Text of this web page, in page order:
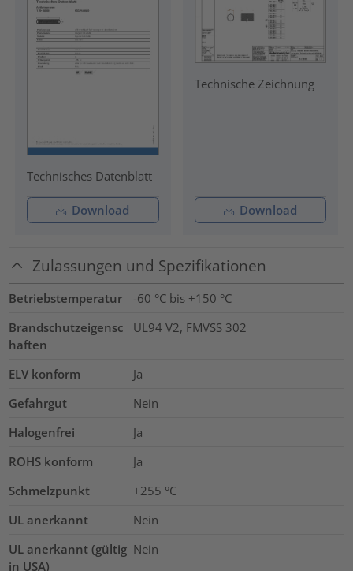
Technisches Datenblatt
Download
Technische Zeichnung
Download
Zulassungen und Spezifikationen
Betriebstemperatur
-60 °C bis +150 °C
Brandschutzeigensc
haften
UL94 V2, FMVSS 302
ELV konform
Ja
Gefahrgut
Nein
Halogenfrei
Ja
ROHS konform
Ja
Schmelzpunkt
+255 °C
UL anerkannt
Nein
UL anerkannt (gültig
in USA)
Nein